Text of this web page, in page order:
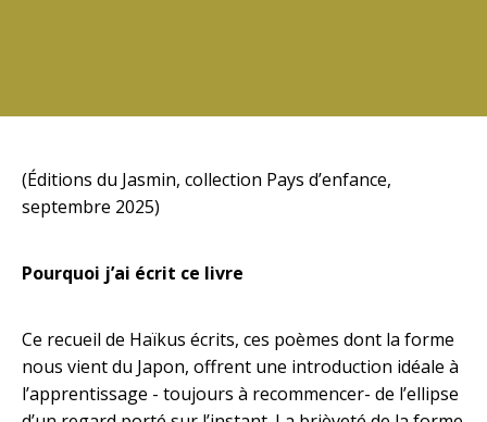
(Éditions du Jasmin, collection Pays d’enfance,
septembre 2025)
Pourquoi j’ai écrit ce livre
Ce recueil de Haïkus écrits, ces poèmes dont la forme
nous vient du Japon, offrent une introduction idéale à
l’apprentissage - toujours à recommencer- de l’ellipse